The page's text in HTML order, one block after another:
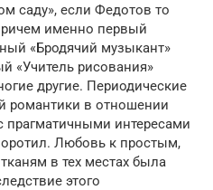
саду», если Федотов то
именно первый
«Бродячий музыкант»
«Учитель рисования»
другие. Периодические
романтики в отношении
прагматичными интересами
Любовь к простым,
в тех местах была
этого